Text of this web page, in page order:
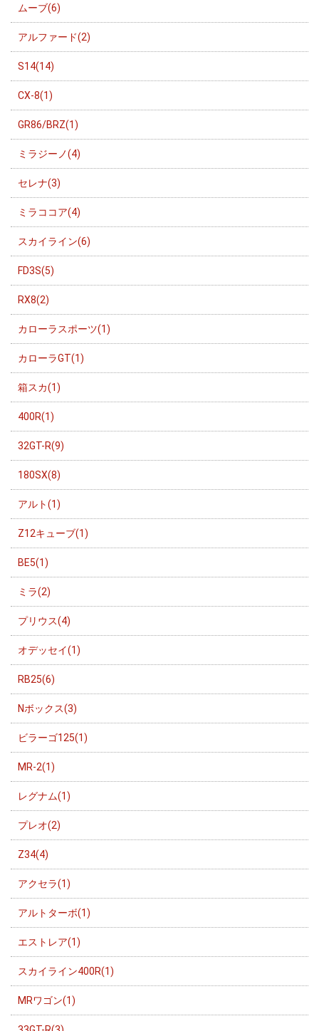
ムーブ(6)
アルファード(2)
S14(14)
CX-8(1)
GR86/BRZ(1)
ミラジーノ(4)
セレナ(3)
ミラココア(4)
スカイライン(6)
FD3S(5)
RX8(2)
カローラスポーツ(1)
カローラGT(1)
箱スカ(1)
400R(1)
32GT-R(9)
180SX(8)
アルト(1)
Z12キューブ(1)
BE5(1)
ミラ(2)
プリウス(4)
オデッセイ(1)
RB25(6)
Nボックス(3)
ビラーゴ125(1)
MR-2(1)
レグナム(1)
プレオ(2)
Z34(4)
アクセラ(1)
アルトターボ(1)
エストレア(1)
スカイライン400R(1)
MRワゴン(1)